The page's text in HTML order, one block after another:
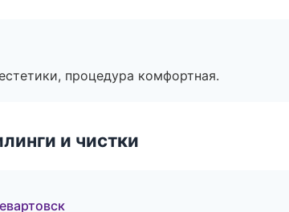
процедура комфортная.
и чистки